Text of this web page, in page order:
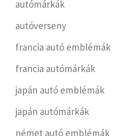
autómárkák
autóverseny
francia autó emblémák
francia autómárkák
japán autó emblémák
japán autómárkák
német autó emblémák